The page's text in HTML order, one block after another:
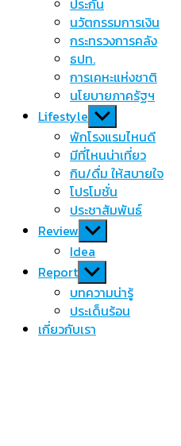
ประกัน
นวัตกรรมการเงิน
กระทรวงการคลัง
ธปท.
การเคหะแห่งชาติ
นโยบายภาครัฐฯ
Lifestyle Show
sub
menu
พักโรงแรมไหนดี
มีที่ไหนน่าเที่ยว
กิน/ดื่ม ให้สบายใจ
โปรโมชั่น
ประชาสัมพันธ์
Review Show
sub
menu
Idea
Report Show
sub
menu
บทความน่ารู้
ประเด็นร้อน
เกี่ยวกับเรา